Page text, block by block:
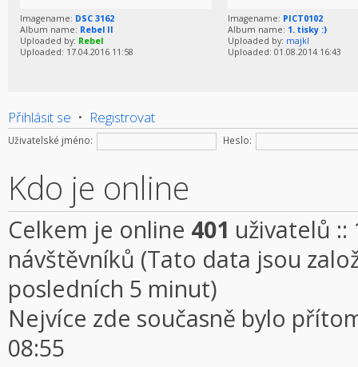
Imagename: DSC 3162
Album name: Rebel II
Uploaded by: Rebel
Uploaded: 17.04.2016 11:58
Imagename: PICT0102
Album name: 1. tisky :)
Uploaded by: majkl
Uploaded: 01.08.2014 16:43
Přihlásit se • Registrovat
Uživatelské jméno: Heslo:
Kdo je online
Celkem je online 401 uživatelů ::
návštěvníků (Tato data jsou
posledních 5 minut)
Nejvíce zde současně bylo
08:55